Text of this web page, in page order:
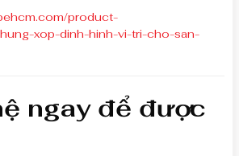
product-
xop-dinh-hinh-vi-tri-cho-san-
ngay để được